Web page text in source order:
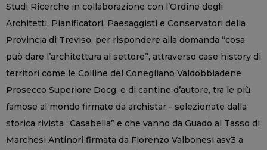
Studi Ricerche in collaborazione con l’Ordine degli
Architetti, Pianificatori, Paesaggisti e Conservatori della
Provincia di Treviso, per rispondere alla domanda “cosa
può dare l’architettura al settore”, attraverso case history di
territori come le Colline del Conegliano Valdobbiadene
Prosecco Superiore Docg, e di cantine d’autore, tra le più
famose al mondo firmate da archistar - selezionate dalla
storica rivista “Casabella” e che vanno da Guado al Tasso di
Marchesi Antinori firmata da Fiorenzo Valbonesi asv3 a